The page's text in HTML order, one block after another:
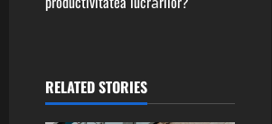
v
RELATED STORIES